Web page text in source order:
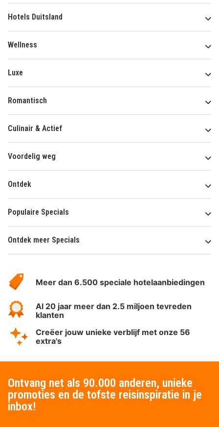
Hotels Duitsland
Wellness
Luxe
Romantisch
Culinair & Actief
Voordelig weg
Ontdek
Populaire Specials
Ontdek meer Specials
HotelSpecials
Meer dan 6.500 speciale hotelaanbiedingen
Al 20 jaar meer dan 2.5 miljoen tevreden
klanten
Creëer jouw unieke verblijf met onze 56
extra's
Ontvang net als 90.000 anderen, unieke
promoties en de tofste reisinspiratie in je
inbox!